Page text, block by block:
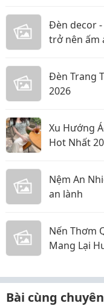
Đèn decor
trở nên ấm
Đèn Trang
2026
Xu Hướng
Hot Nhất
Nệm An
an lành
Nến Thơm
Mang Lại
Bài cùng